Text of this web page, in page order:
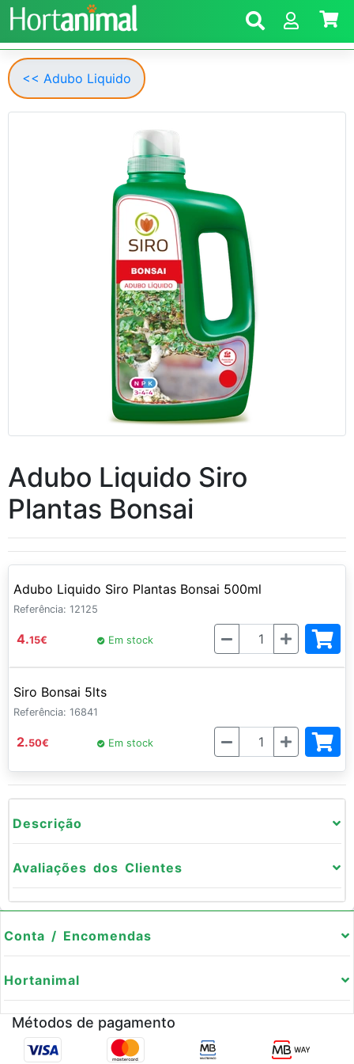
<< Adubo Liquido
Adubo Liquido Siro
Plantas Bonsai
Adubo Liquido Siro Plantas Bonsai 500ml
Referência: 12125
4.15€ Em stock Quantidade
Siro Bonsai 5lts
Referência: 16841
2.50€ Em stock Quantidade
Descrição
Avaliações dos Clientes
Conta / Encomendas
Hortanimal
Métodos de pagamento